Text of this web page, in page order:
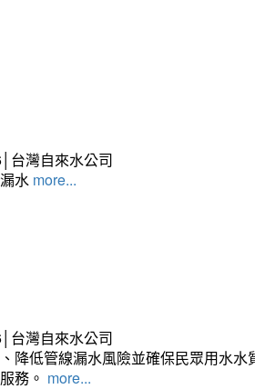
台灣自來水公司
水 more...
台灣自來水公司
降低管線漏水風險並確保民眾用水
務。 more...